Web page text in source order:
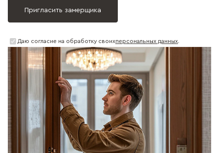
Даю согласие на обработку своихперсональных данных.